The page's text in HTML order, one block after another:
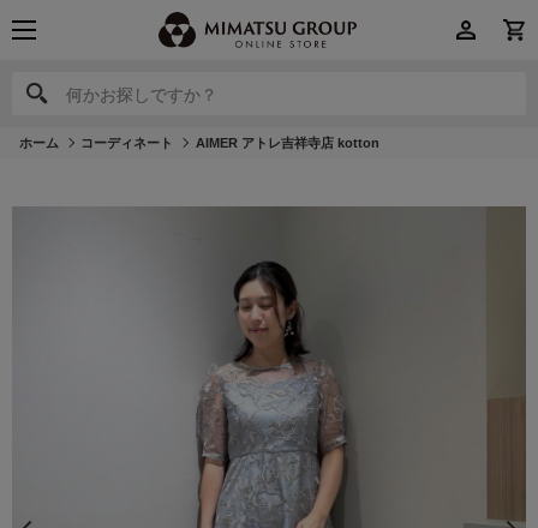
何かお探しですか？
何かお探しですか？
ホーム コーディネート AIMER アトレ吉祥寺店 kotton